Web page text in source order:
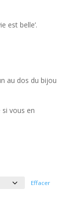
est belle’.
au dos du bijou
vous en
Effacer